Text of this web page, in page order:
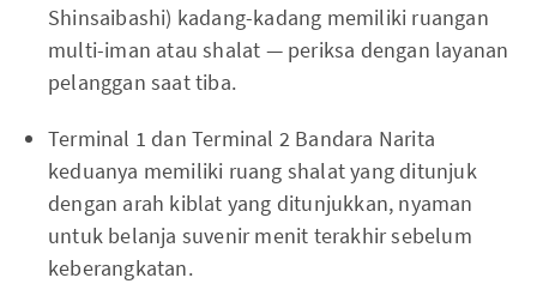
Shinsaibashi) kadang-kadang memiliki ruangan
multi-iman atau shalat — periksa dengan layanan
pelanggan saat tiba.
Terminal 1 dan Terminal 2 Bandara Narita
keduanya memiliki ruang shalat yang ditunjuk
dengan arah kiblat yang ditunjukkan, nyaman
untuk belanja suvenir menit terakhir sebelum
keberangkatan.